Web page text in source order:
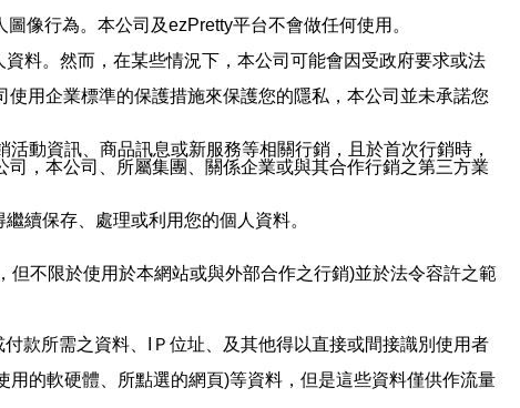
像行為。本公司及ezPretty平台不會做任何使用。
料。然而，在某些情況下，本公司可能會因受政府要求或法
用企業標準的保護措施來保護您的隱私，本公司並未承諾您
動資訊、商品訊息或新服務等相關行銷，且於首次行銷時，
，本公司、所屬集團、關係企業或與其合作行銷之第三方業
續保存、處理或利用您的個人資料。
不限於使用於本網站或與外部合作之行銷)並於法令容許之範
款所需之資料、IＰ位址、及其他得以直接或間接識別使用者
的軟硬體、所點選的網頁)等資料，但是這些資料僅供作流量